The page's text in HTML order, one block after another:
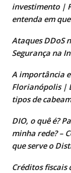
investimento |
entenda em
Ataques DDoS
Segurança na
A importância
Florianópolis |
tipos de
DIO, o quê é?
minha rede? –
que serve o
Créditos fiscais